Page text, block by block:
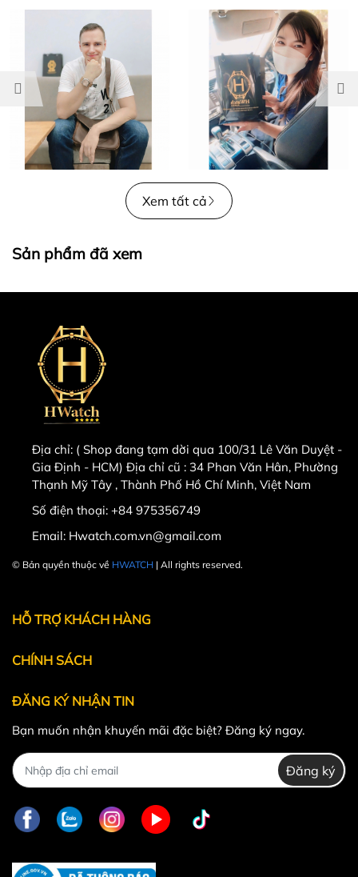
Xem tất cả
Sản phẩm đã xem
Địa chỉ: ( Shop đang tạm dời qua 100/31 Lê Văn Duyệt -
Gia Định - HCM) Địa chỉ cũ : 34 Phan Văn Hân, Phường
Thạnh Mỹ Tây , Thành Phố Hồ Chí Minh, Việt Nam
Số điện thoại: +84 975356749
Email: Hwatch.com.vn@gmail.com
© Bản quyền thuộc về HWATCH | All rights reserved.
HỖ TRỢ KHÁCH HÀNG
CHÍNH SÁCH
ĐĂNG KÝ NHẬN TIN
Bạn muốn nhận khuyến mãi đặc biệt? Đăng ký ngay.
Đăng ký